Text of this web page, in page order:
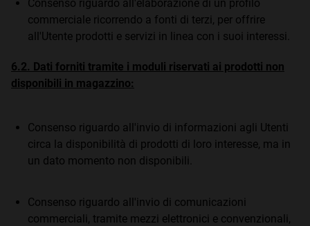
Consenso riguardo all'elaborazione di un profilo
commerciale ricorrendo a fonti di terzi, per offrire
all'Utente prodotti e servizi in linea con i suoi interessi.
6.2. Dati forniti tramite i moduli riservati ai prodotti non
disponibili in magazzino:
Consenso riguardo all'invio di informazioni agli Utenti
circa la disponibilità di prodotti di loro interesse, ma in
un dato momento non disponibili.
Consenso riguardo all'invio di comunicazioni
commerciali, tramite mezzi elettronici e convenzionali,